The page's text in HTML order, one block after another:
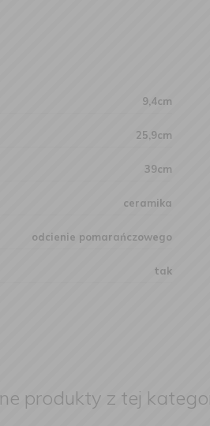
9,4cm
25,9cm
39cm
ceramika
odcienie pomarańczowego
tak
produkty z tej